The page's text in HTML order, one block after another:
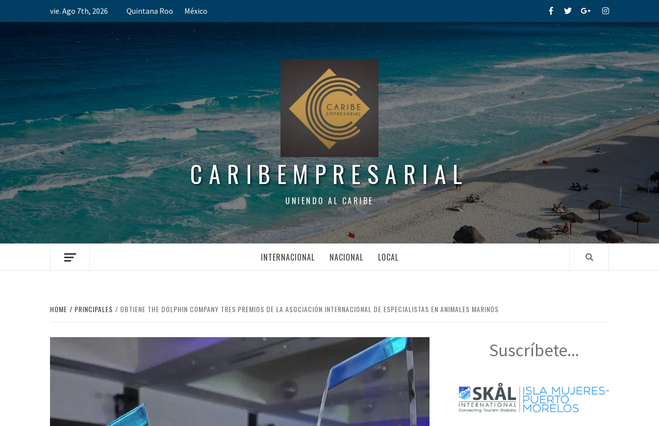
vie. Ago 7th, 2026 Quintana Roo México FacebookTwitterGoogle+Instagram
CARIBEMPRESARIAL
UNIENDO AL CARIBE
INTERNACIONAL NACIONAL LOCAL
HOME PRINCIPALES OBTIENE THE DOLPHIN COMPANY TRES PREMIOS DE LA ASOCIACIÓN INTERNACIONAL DE ESPECIALISTAS EN ANIMALES MARINOS
Suscríbete...